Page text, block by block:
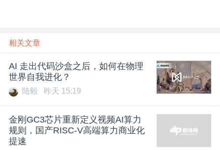
相关文章
AI 走出代码沙盒之后，如何在物理
世界自我进化？
陆毅 昨天 15:19
金刚GC3芯片重新定义视频AI算力
规则，国产RISC-V高端算力商业化
提速